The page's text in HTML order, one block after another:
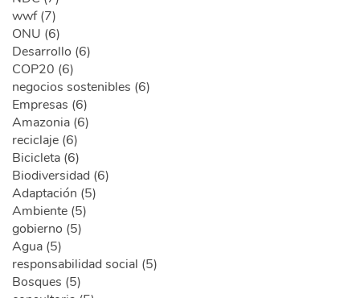
wwf (7)
ONU (6)
Desarrollo (6)
COP20 (6)
negocios sostenibles (6)
Empresas (6)
Amazonia (6)
reciclaje (6)
Bicicleta (6)
Biodiversidad (6)
Adaptación (5)
Ambiente (5)
gobierno (5)
Agua (5)
responsabilidad social (5)
Bosques (5)